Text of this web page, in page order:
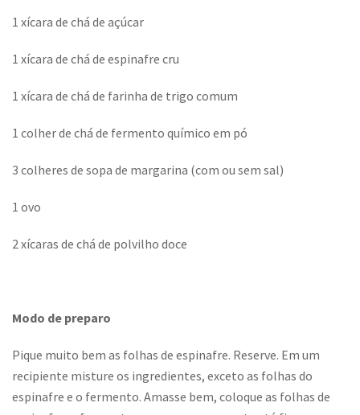
1 xícara de chá de açúcar
1 xícara de chá de espinafre cru
1 xícara de chá de farinha de trigo comum
1 colher de chá de fermento químico em pó
3 colheres de sopa de margarina (com ou sem sal)
1 ovo
2 xícaras de chá de polvilho doce
Modo de preparo
Pique muito bem as folhas de espinafre. Reserve. Em um
recipiente misture os ingredientes, exceto as folhas do
espinafre e o fermento. Amasse bem, coloque as folhas de